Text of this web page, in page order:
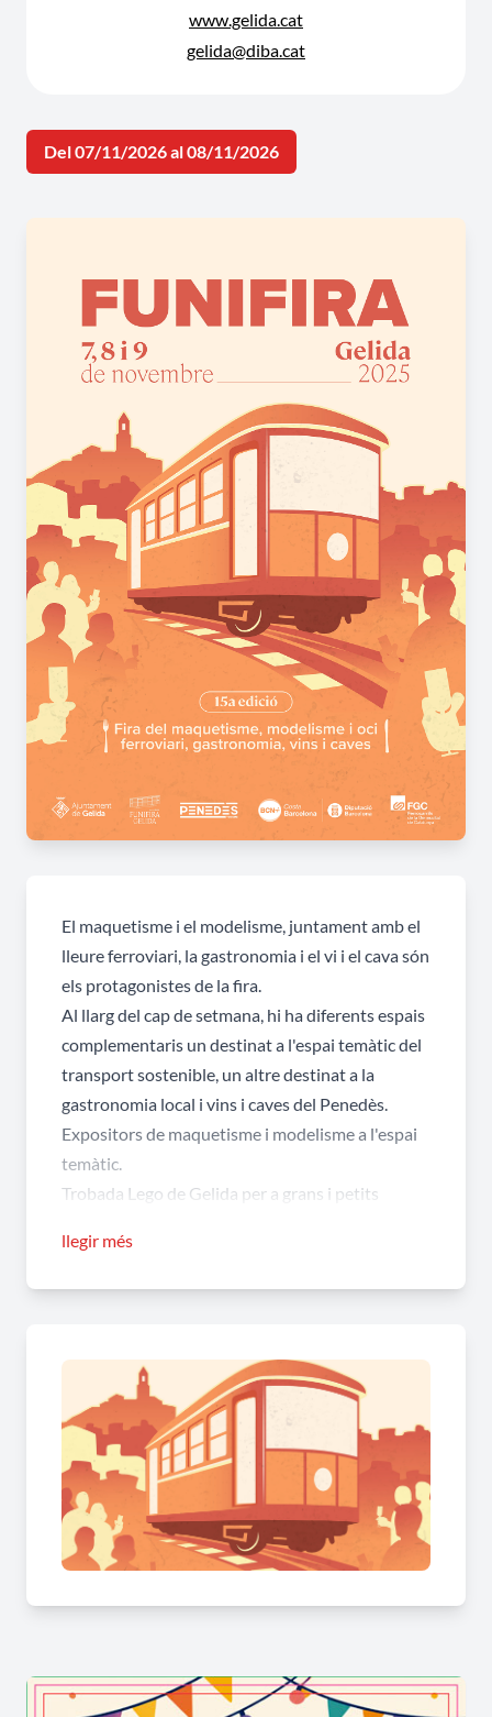
www.gelida.cat
gelida@diba.cat
Del 07/11/2026 al 08/11/2026
El maquetisme i el modelisme, juntament amb el
lleure ferroviari, la gastronomia i el vi i el cava són
els protagonistes de la fira.
Al llarg del cap de setmana, hi ha diferents espais
complementaris un destinat a l'espai temàtic del
transport sostenible, un altre destinat a la
gastronomia local i vins i caves del Penedès.
Expositors de maquetisme i modelisme a l'espai
temàtic.
Trobada Lego de Gelida per a grans i petits
ferroviari, naval, vehicles, aeri, concerts música en
inclosos al programa d'activitats.
HORARIS I ESPAIS
ESPAI TEMÀTIC
PAVELLÓ MUNICIPAL
Dissabte De 10 a 14 h i de 16 a 20 h
Diumenge De 10 a 14 h
ESPAI GASTRONÒMIC
Divendres De 19 a 23 h
Activitats: Maquetes de trens
llegir més